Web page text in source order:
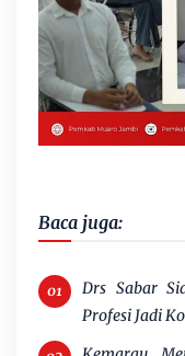
Baca juga:
Drs Sabar
Profesi Jadi